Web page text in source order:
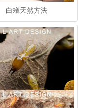
白蟻天然方法